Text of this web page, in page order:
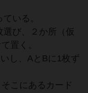
いる。
び、２か所（仮
置く。
し、AとBに1枚ず
こにあるカード